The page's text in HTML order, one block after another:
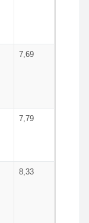
7,69
7,79
8,33